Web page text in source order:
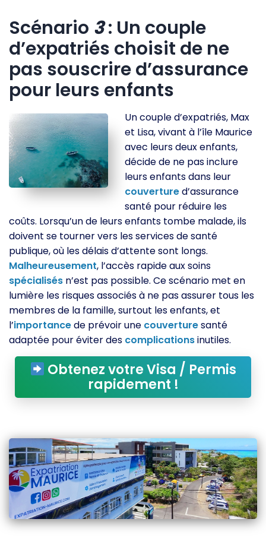
Scénario 3: Un couple
d’expatriés choisit de ne
pas souscrire d’assurance
pour leurs enfants
Un couple d’expatriés, Max
et Lisa, vivant à l’île Maurice
avec leurs deux enfants,
décide de ne pas inclure
leurs enfants dans leur
couvertured’assurance
santé pour réduire les
coûts. Lorsqu’un de leurs enfants tombe malade, ils
doivent se tourner vers les services de santé
publique, où les délais d’attente sont longs.
Malheureusement, l’accès rapide aux soins
spécialisés n’est pas possible. Ce scénario met en
lumière les risques associés à ne pas assurer tous les
membres de la famille, surtout les enfants, et
l’importancede prévoir une couverturesanté
adaptée pour éviter des complicationsinutiles.
Obtenez votre Visa / Permis
rapidement !